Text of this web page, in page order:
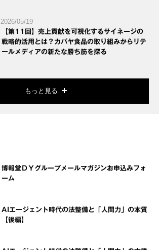
2026/05/19
【第11回】売上貢献を可視化するサイネージの
戦略的活用とは？カバヤ食品の取り組みからリテ
ールメディアの新たな勝ち筋を探る
もっと見る
博報堂ＤＹグループメールマガジンお申込みフォ
ーム
AIエージェント時代の法整備と「人間力」の本質
【後編】